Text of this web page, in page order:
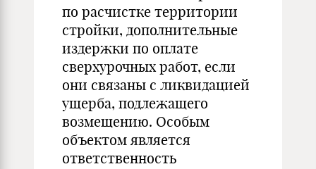
по расчистке территории
стройки, дополнительные
издержки по оплате
сверхурочных работ, если
они связаны с ликвидацией
ущерба, подлежащего
возмещению. Особым
объектом является
ответственность